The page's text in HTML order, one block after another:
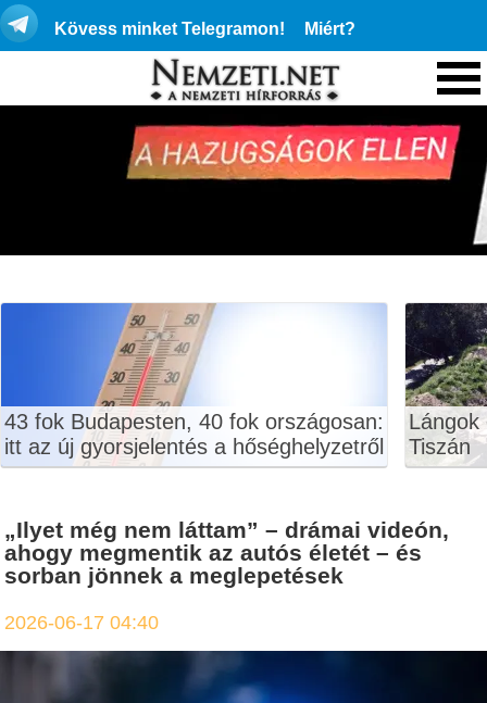
Kövess minket Telegramon! Miért?
43 fok Budapesten, 40 fok országosan:
itt az új gyorsjelentés a hőséghelyzetről
Lángok
Tiszán
„Ilyet még nem láttam” – drámai videón,
ahogy megmentik az autós életét – és
sorban jönnek a meglepetések
2026-06-17 04:40